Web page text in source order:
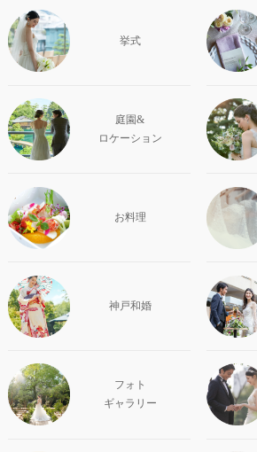
挙式
庭園&
ロケーション
お料理
神戸和婚
フォト
ギャラリー